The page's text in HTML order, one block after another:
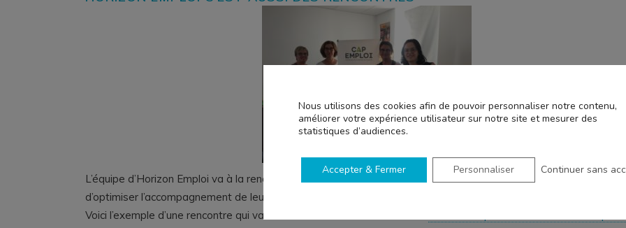
L’équipe d’Horizon Emploi va à la rencontre des collectivités, des entreprises et des structures partenaires afin
d’optimiser l’accompagnement de leurs salariés en insertion.
Voici l’exemple d’une rencontre qui va déboucher sur une collaboration :
Nous utilisons des cookies afin de pouvoir personnaliser notre contenu,
améliorer votre expérience utilisateur sur notre site et mesurer des
statistiques d’audiences.
Accepter & Fermer Continuer sans
Personnaliser